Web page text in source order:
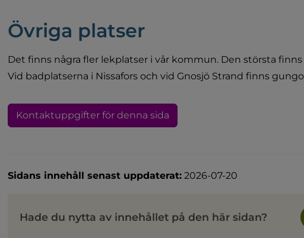
Övriga platser
Det finns några fler lekplatser i vår kommun. Den största
Vid badplatserna i Nissafors och vid Gnosjö Strand finns
Kontaktuppgifter för denna sida
Sidans innehåll senast uppdaterat: 2026-07-20
Hade du nytta av innehållet på den här sidan?